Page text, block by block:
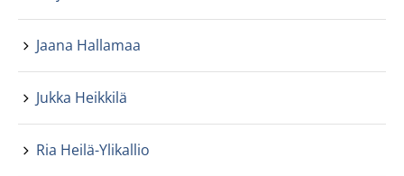
Jaana Hallamaa
Jukka Heikkilä
Ria Heilä-Ylikallio